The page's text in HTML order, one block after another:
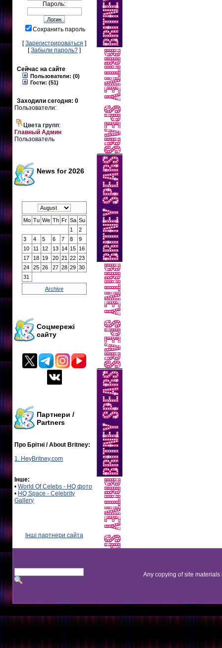
Пароль:
Сохранить пароль
[Зарегистрироваться ]
[Забыли пароль? ]
Сейчас на сайте
Пользователи: (0)
Гости: (51)
Заходили сегодня: 0
Пользователи:
Цвета групп:
Главный Админ
Пользователь
News for 2026
Mo Tu We Th Fr Sa Su
1
2
3
4 5 6 7 8
9
10
11 12 13 14 15 16
17
18 19 20 21 22 23
24
25 26 27 28 29 30
31
Archive
Соцмережі
сайту
Партнери /
Partners
Про Брітні / About Britney:
1. HeyBritney.com
Інше:
•World Of Celebs - HQ фото
• HQ Space - Celebrity
Gallery
Інші партнери сайта
Any copying of site